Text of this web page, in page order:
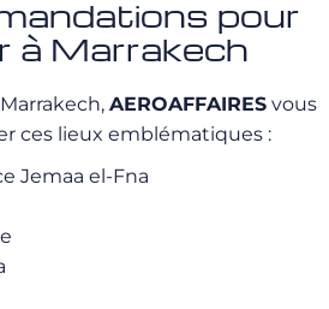
pour
à Marrakech
AEROAFFAIRES vous
ces lieux emblématiques :
Jemaa el-Fna